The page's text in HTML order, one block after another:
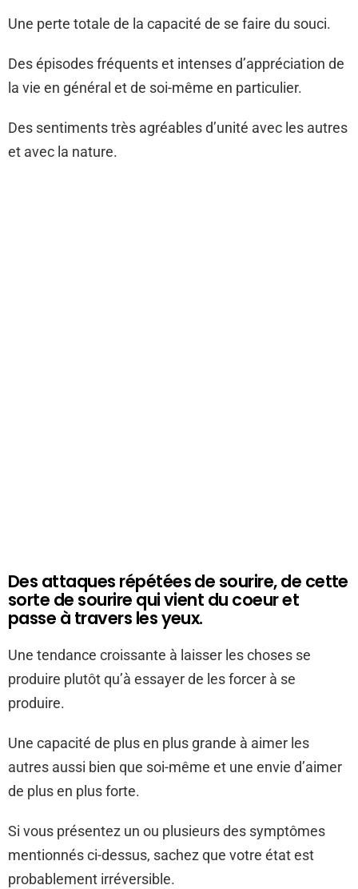
Une perte totale de la capacité de se faire du souci.
Des épisodes fréquents et intenses d’appréciation de
la vie en général et de soi-même en particulier.
Des sentiments très agréables d’unité avec les autres
et avec la nature.
Des attaques répétées de sourire, de cette
sorte de sourire qui vient du coeur et
passe à travers les yeux.
Une tendance croissante à laisser les choses se
produire plutôt qu’à essayer de les forcer à se
produire.
Une capacité de plus en plus grande à aimer les
autres aussi bien que soi-même et une envie d’aimer
de plus en plus forte.
Si vous présentez un ou plusieurs des symptômes
mentionnés ci-dessus, sachez que votre état est
probablement irréversible.